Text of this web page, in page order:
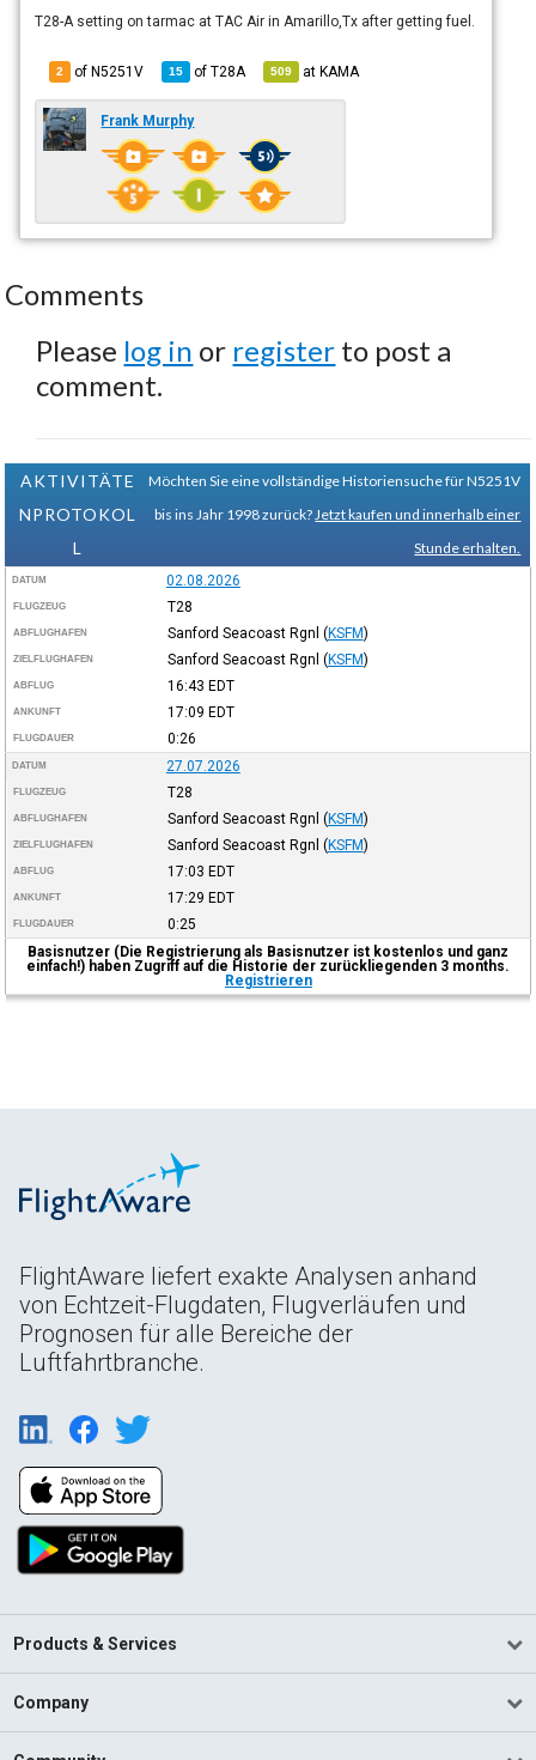
T28-A setting on tarmac at TAC Air in Amarillo,Tx after getting fuel.
2 of N5251V 15 ofT28A 509 atKAMA
Frank Murphy
Comments
Please log in or register to post a
comment.
AKTIVITÄTE
NPROTOKOL
L
Möchten Sie eine vollständige Historiensuche für N5251V
bis ins Jahr 1998 zurück? Jetzt kaufen und innerhalb einer
Stunde erhalten.
DATUM 02.08.2026
FLUGZEUG T28
ABFLUGHAFEN Sanford Seacoast Rgnl (KSFM)
ZIELFLUGHAFEN Sanford Seacoast Rgnl (KSFM)
ABFLUG 16:43 EDT
ANKUNFT 17:09 EDT
FLUGDAUER 0:26
DATUM 27.07.2026
FLUGZEUG T28
ABFLUGHAFEN Sanford Seacoast Rgnl (KSFM)
ZIELFLUGHAFEN Sanford Seacoast Rgnl (KSFM)
ABFLUG 17:03 EDT
ANKUNFT 17:29 EDT
FLUGDAUER
0:25
Basisnutzer (Die Registrierung als Basisnutzer ist kostenlos und ganz
einfach!) haben Zugriff auf die Historie der zurückliegenden 3 months.
Registrieren
FlightAware liefert exakte Analysen anhand
von Echtzeit-Flugdaten, Flugverläufen und
Prognosen für alle Bereiche der
Luftfahrtbranche.
Products & Services
Company